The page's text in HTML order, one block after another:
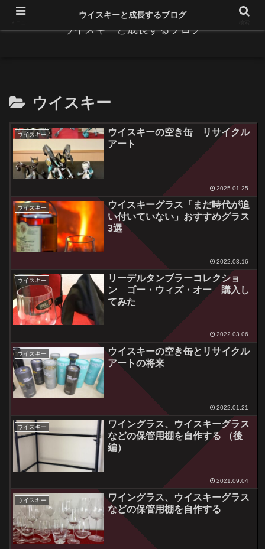
ウイスキーと成長するブログ
ウイスキー
ウイスキー
ウイスキーの空き缶 リサイクル
アート
2025.01.25
ウイスキー
ウイスキーグラス「まだ時代が追
い付いていない」おすすめグラス
3選
2022.03.16
ウイスキー
リーデルタンブラーコレクショ
ン ゴー・ウィズ・オー 購入し
てみた
2022.03.06
ウイスキー
ウイスキーの空き缶とリサイクル
アートの将来
2022.01.21
ウイスキー
ワイングラス、ウイスキーグラス
などの保管用棚を自作する （後
編）
2021.09.04
ウイスキー
ワイングラス、ウイスキーグラス
などの保管用棚を自作する
ウイスキーと成長するブログ